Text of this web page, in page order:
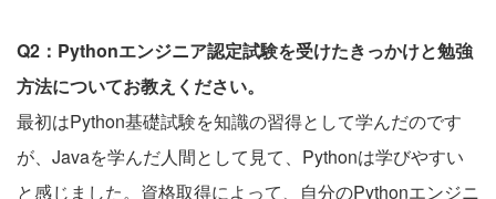
Q2：Pythonエンジニア認定試験を受けたきっかけと勉強
方法についてお教えください。
最初はPython基礎試験を知識の習得として学んだのです
が、Javaを学んだ人間として見て、Pythonは学びやすい
と感じました。資格取得によって、自分のPythonエンジニ